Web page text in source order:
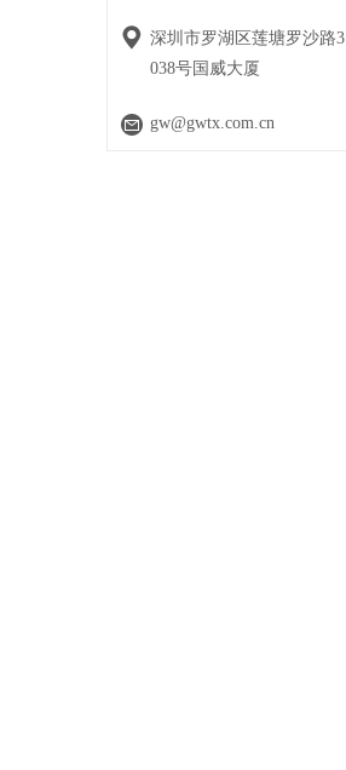
深圳市罗湖区莲塘罗沙路3
038号国威大厦
gw@gwtx.com.cn